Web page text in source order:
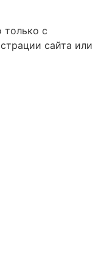
только с
сайта или